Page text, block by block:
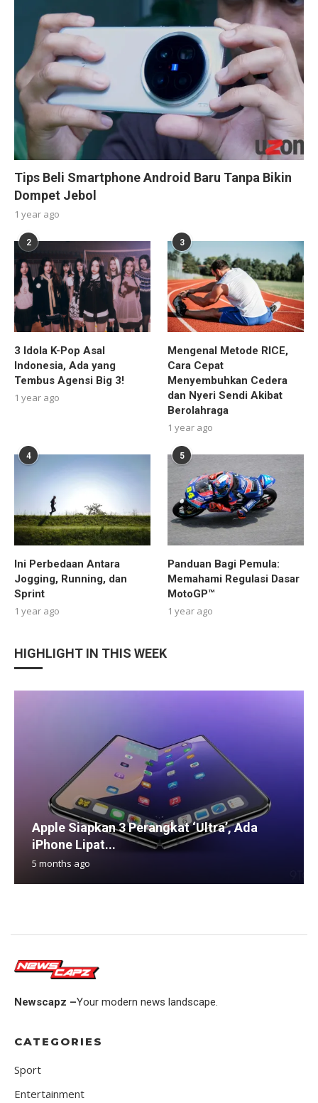
Tips Beli Smartphone Android Baru Tanpa Bikin
Dompet Jebol
1 year ago
2
3 Idola K-Pop Asal
Indonesia, Ada yang
Tembus Agensi Big 3!
1 year ago
3
Mengenal Metode RICE,
Cara Cepat
Menyembuhkan Cedera
dan Nyeri Sendi Akibat
Berolahraga
1 year ago
4
Ini Perbedaan Antara
Jogging, Running, dan
Sprint
1 year ago
5
Panduan Bagi Pemula:
Memahami Regulasi Dasar
MotoGP™
1 year ago
HIGHLIGHT IN THIS WEEK
Apple Siapkan 3 Perangkat ‘Ultra’, Ada
iPhone Lipat...
5 months ago
Newscapz –Your modern news landscape.
CATEGORIES
Sport
Entertainment